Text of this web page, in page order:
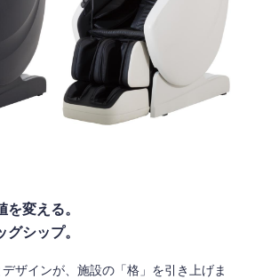
を変える。
シップ。
ザインが、施設の「格」を引き上げま